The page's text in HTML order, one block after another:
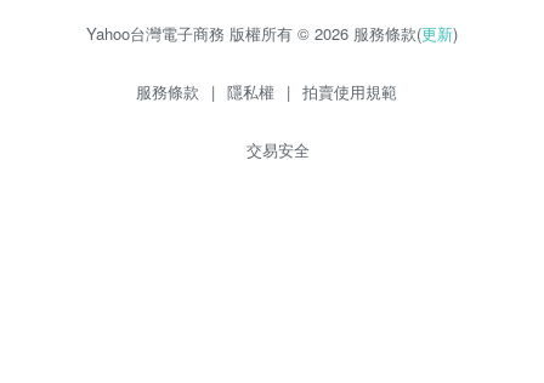
Yahoo台灣電子商務 版權所有 © 2026 服務條款(更新)
服務條款 | 隱私權 | 拍賣使用規範
交易安全